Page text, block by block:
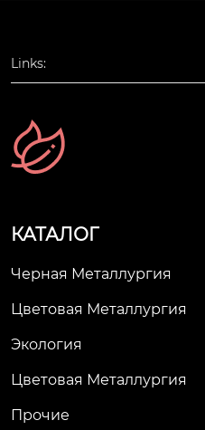
Links:
КАТАЛОГ
Черная Металлургия
Цветовая Металлургия
Экология
Цветовая Металлургия
Прочие